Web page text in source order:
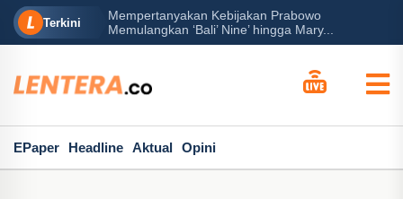
Terkini
Mempertanyakan Kebijakan Prabowo
Memulangkan ‘Bali’ Nine’ hingga Mary...
EPaper Headline Aktual Opini